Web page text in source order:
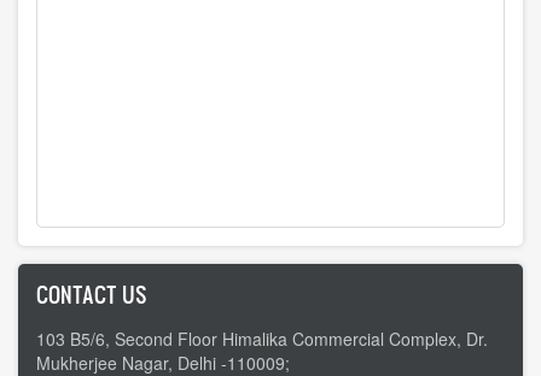
CONTACT US
103 B5/6, Second Floor Himalika Commercial Complex, Dr.
Mukherjee Nagar, Delhi -110009;